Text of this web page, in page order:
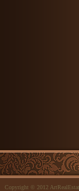
Copyright © 2012